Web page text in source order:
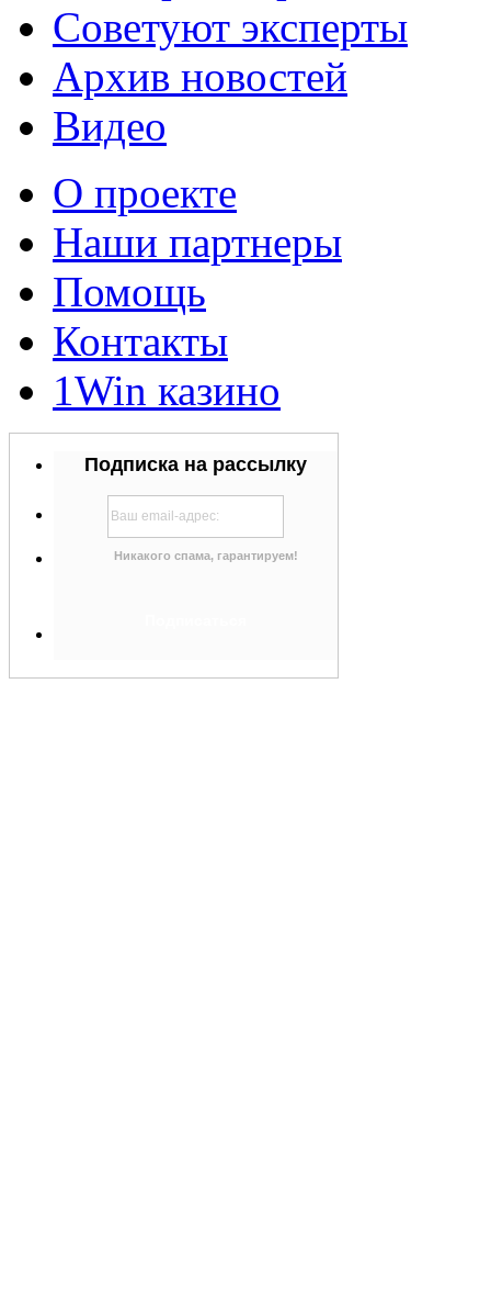
Советуют эксперты
Архив новостей
Видео
О проекте
Наши партнеры
Помощь
Контакты
1Win казино
Подписка на рассылку
Никакого спама, гарантируем!